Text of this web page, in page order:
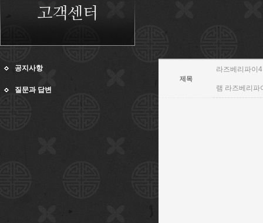
고객센터
공지사항
질문과 답변
제목
라즈베리파이
램 라즈베리파